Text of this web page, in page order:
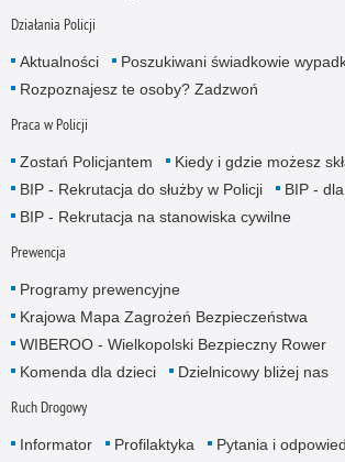
Działania Policji
Aktualności
Poszukiwani świadkowie
Rozpoznajesz te osoby? Zadzwoń
Praca w Policji
Zostań Policjantem
Kiedy i gdzie możesz
BIP - Rekrutacja do służby w Policji
BIP -
BIP - Rekrutacja na stanowiska cywilne
Prewencja
Programy prewencyjne
Krajowa Mapa Zagrożeń Bezpieczeństwa
WIBEROO - Wielkopolski Bezpieczny Rower
Komenda dla dzieci
Dzielnicowy bliżej nas
Ruch Drogowy
Informator Profilaktyka
Pytania i